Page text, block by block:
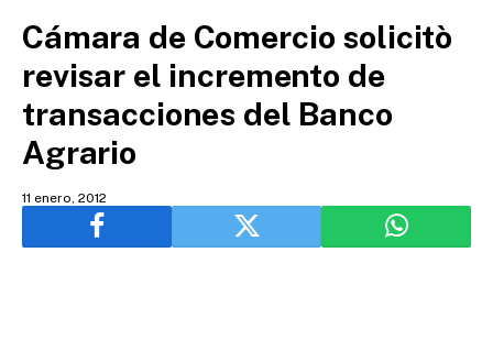
Cámara de Comercio solicitò
revisar el incremento de
transacciones del Banco
Agrario
11 enero, 2012